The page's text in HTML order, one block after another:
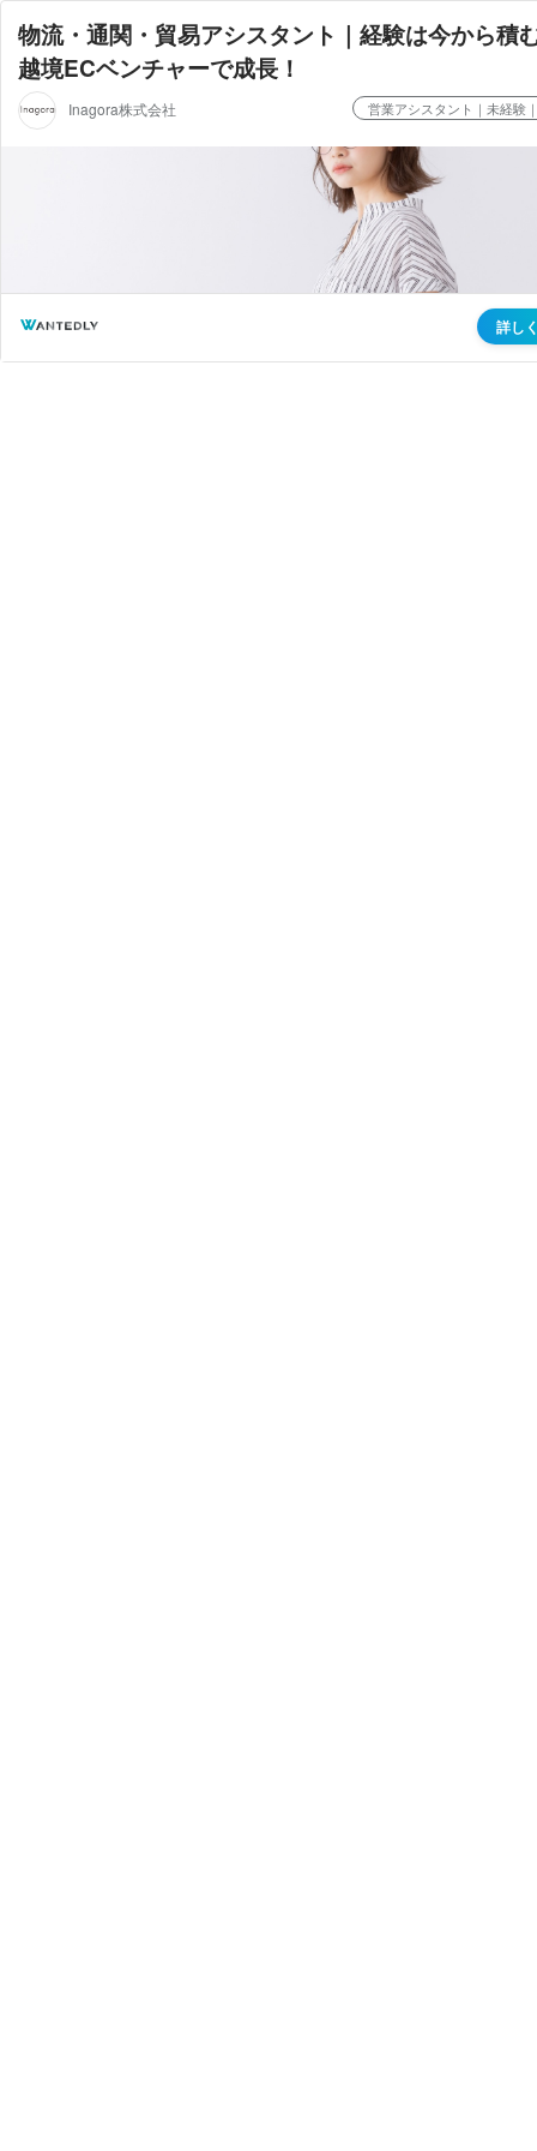
物流・通関・貿易アシスタント｜経験は今から積
越境ECベンチャーで成長！
Inagora株式会社 営業アシスタント｜未経験
詳し